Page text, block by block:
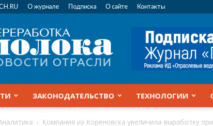
О журнале Подписка О сайте Контакты
Переработка
молока
|
Новости
ЗАКОНОДАТЕЛЬСТВО ТЕХНОЛОГИИ
Компания из Кореновска увеличила выработку